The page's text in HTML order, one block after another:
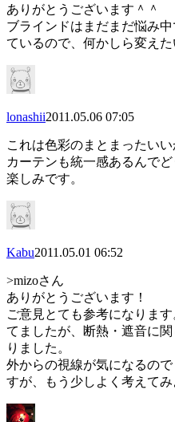
ありがとうございます＾＾
ブラインドはまだまだ悩み
ているので、何かしら変えた
lonashii2011.05.06 07:05
これは色彩のまとまったいい
カーテンも統一感あるんで
楽しみです。
Kabu2011.05.01 06:52
>mizoさん
ありがとうございます！
ご意見とても参考になりま
てましたが、断熱・遮音に
りました。
外からの視線が気になるの
すが、もう少しよく考えてみ